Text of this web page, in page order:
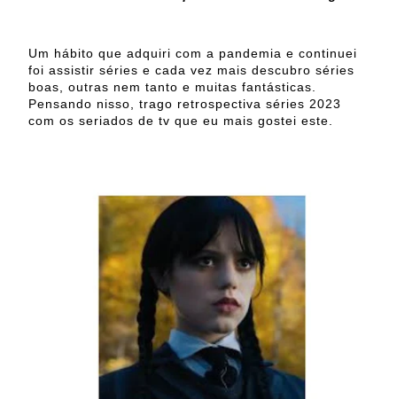
Um hábito que adquiri com a pandemia e continuei
foi assistir séries e cada vez mais descubro séries
boas, outras nem tanto e muitas fantásticas.
Pensando nisso, trago retrospectiva séries 2023
com os seriados de tv que eu mais gostei este.